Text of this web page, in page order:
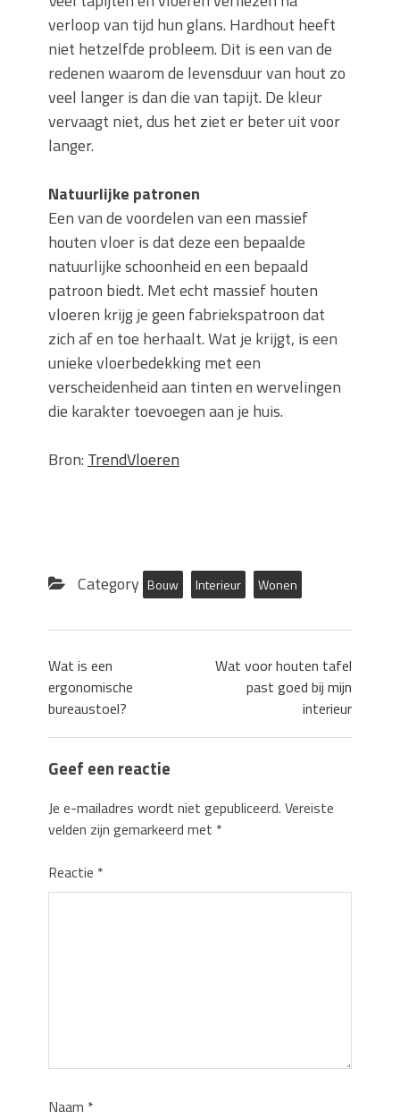
verloop van tijd hun glans. Hardhout heeft
niet hetzelfde probleem. Dit is een van de
redenen waarom de levensduur van hout zo
veel langer is dan die van tapijt. De kleur
vervaagt niet, dus het ziet er beter uit voor
langer.
Natuurlijke patronen
Een van de voordelen van een massief
houten vloer is dat deze een bepaalde
natuurlijke schoonheid en een bepaald
patroon biedt. Met echt massief houten
vloeren krijg je geen fabriekspatroon dat
zich af en toe herhaalt. Wat je krijgt, is een
unieke vloerbedekking met een
verscheidenheid aan tinten en wervelingen
die karakter toevoegen aan je huis.
Bron: TrendVloeren
Category Bouw Interieur Wonen
Wat is een
ergonomische
bureaustoel?
Wat voor houten tafel
past goed bij mijn
interieur
Geef een reactie
Je e-mailadres wordt niet gepubliceerd. Vereiste
velden zijn gemarkeerd met *
Reactie *
Naam *